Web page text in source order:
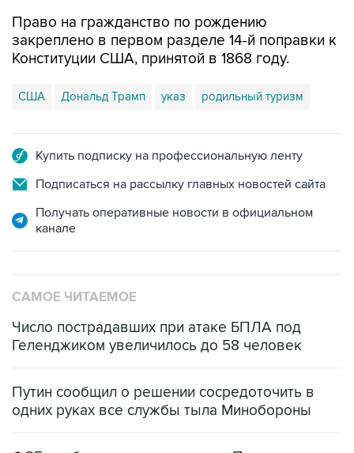
Право на гражданство по рождению
закреплено в первом разделе 14-й поправки к
Конституции США, принятой в 1868 году.
США Дональд Трамп указ родильный туризм
Купить подписку на профессиональную ленту
Подписаться на рассылку главных новостей сайта
Получать оперативные новости в официальном
канале
САМОЕ ЧИТАЕМОЕ
Число пострадавших при атаке БПЛА под
Геленджиком увеличилось до 58 человек
Путин сообщил о решении сосредоточить в
одних руках все службы тыла Минобороны